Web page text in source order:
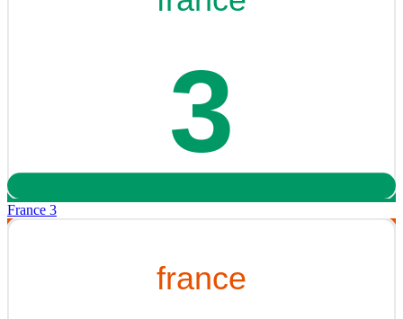
France 3